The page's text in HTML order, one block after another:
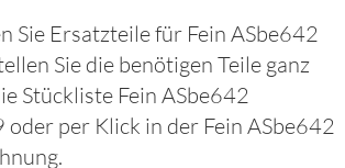
Sie Ersatzteile für Fein ASbe642
Sie die benötigen Teile ganz
Stückliste Fein ASbe642
oder per Klick in der Fein ASbe642